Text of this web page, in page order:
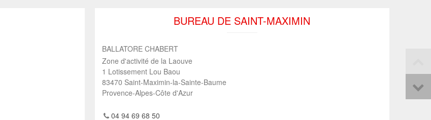
BUREAU DE SAINT-MAXIMIN
BALLATORE CHABERT
Zone d'activité de la Laouve
1 Lotissement Lou Baou
83470 Saint-Maximin-la-Sainte-Baume
Provence-Alpes-Côte d'Azur
04 94 69 68 50